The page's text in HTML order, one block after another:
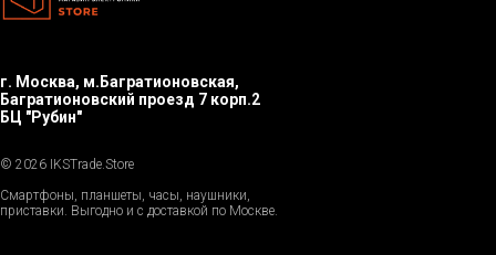
г. Москва, м.Багратионовская,
Багратионовский проезд 7 корп.2
БЦ "Рубин"
© 2026 IKSTrade.Store
Смартфоны, планшеты, часы, наушники,
приставки. Выгодно и с доставкой по Москве.